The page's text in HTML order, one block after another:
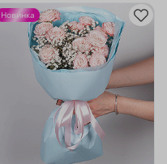
Новинка